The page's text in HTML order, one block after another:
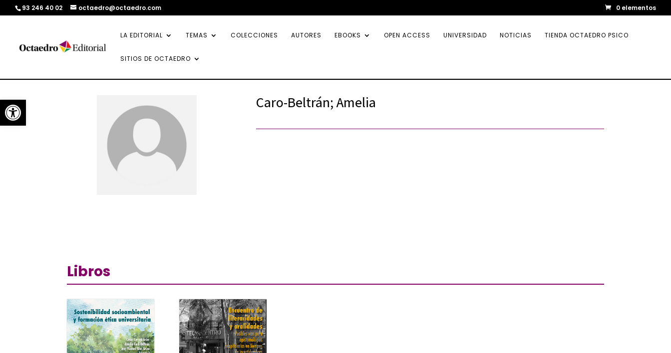
Abrir barra de herramientas
93 246 40 02 octaedro@octaedro.com 0 elementos
LA EDITORIAL TEMAS COLECCIONES AUTORES EBOOKS OPEN ACCESS UNIVERSIDAD NOTICIAS TIENDA OCTAEDRO PSICO
SITIOS DE OCTAEDRO
Caro-Beltrán; Amelia
Libros